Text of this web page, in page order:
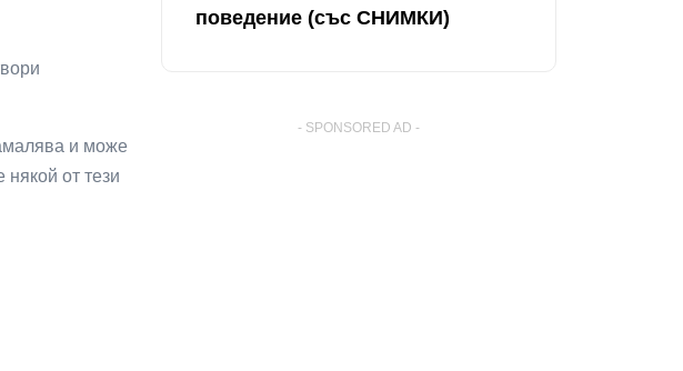
и може
някой от тези
поведение (със СНИМКИ)
- SPONSORED AD -